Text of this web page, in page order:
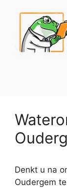
inhoud
Denkt u na
Oudergem